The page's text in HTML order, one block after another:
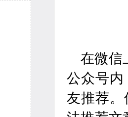
在微信
公众号
友推荐。